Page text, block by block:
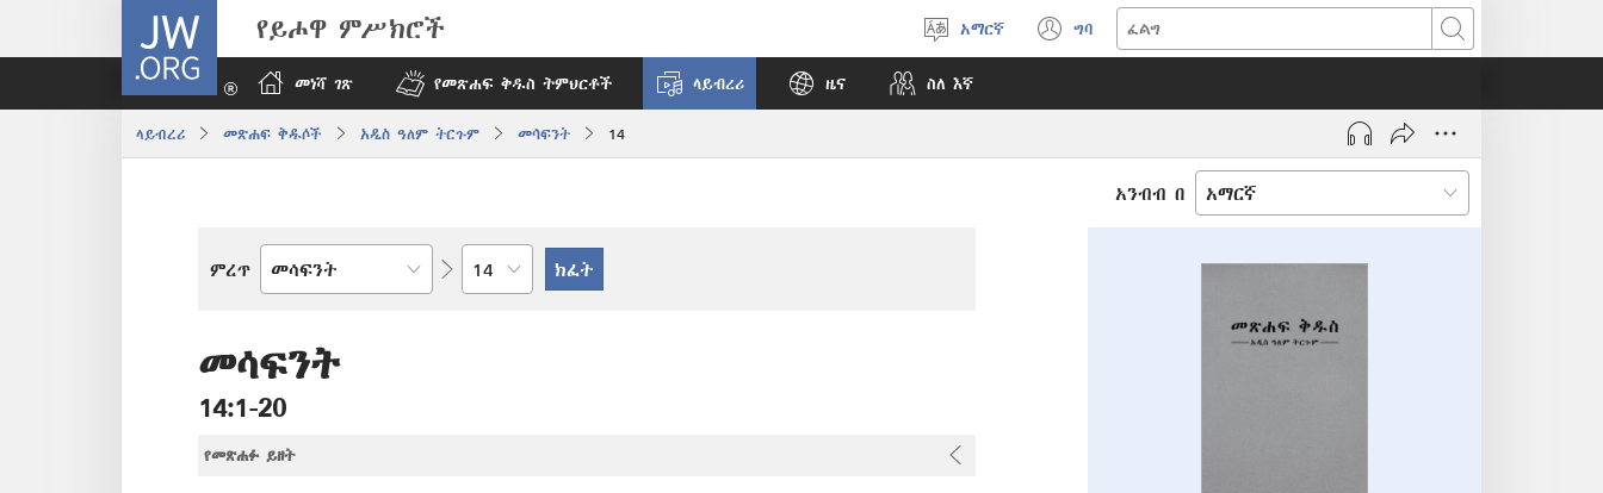
JW.ORG የይሖዋ ምሥክሮች
ቋንቋ
አማርኛ ግባ
(አዲስ
ፈልግ
መነሻ ገጽ የመጽሐፍ ቅዱስ ትምህርቶች ላይብረሪ ዜና ስለ እኛ
ላይብረሪ መጽሐፍ ቅዱሶች አዲስ ዓለም ትርጉም መሳፍንት 14
አንብብ በ
ምረጥ
የመጽሐፍ
መጽሐፍ
በምዕራፍ
መሳፍንት
14:1-20
የመጽሐፉ ይዘት